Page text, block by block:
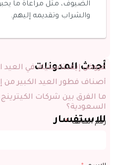
أحدث المدونات
عروض إيفنتاستيك في العيد
أصناف فطور العيد الكبير من
ما الفرق بين شركات
السعودية؟
للاستفسار
رقم الهاتف
الضيوف، مثل مراعاة ما
والشراب وتقديمه إليهم.